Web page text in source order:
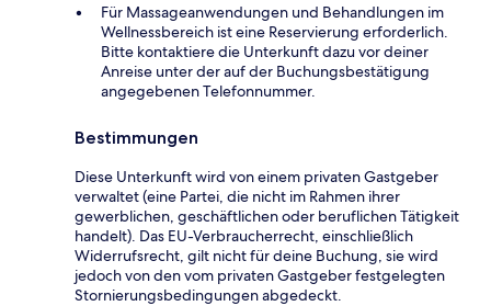
Für Massageanwendungen und Behandlungen im
Wellnessbereich ist eine Reservierung erforderlich.
Bitte kontaktiere die Unterkunft dazu vor deiner
Anreise unter der auf der Buchungsbestätigung
angegebenen Telefonnummer.
Bestimmungen
Diese Unterkunft wird von einem privaten Gastgeber
verwaltet (eine Partei, die nicht im Rahmen ihrer
gewerblichen, geschäftlichen oder beruflichen Tätigkeit
handelt). Das EU-Verbraucherrecht, einschließlich
Widerrufsrecht, gilt nicht für deine Buchung, sie wird
jedoch von den vom privaten Gastgeber festgelegten
Stornierungsbedingungen abgedeckt.